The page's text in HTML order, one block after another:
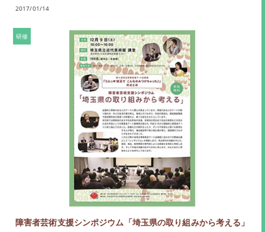
2017/01/14
障害者芸術支援シンポジウム「埼玉県の取り組みから考える」
研修